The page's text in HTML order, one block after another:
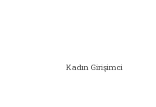
Kadın Girişimci